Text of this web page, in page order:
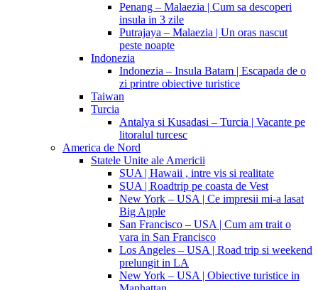
Penang – Malaezia | Cum sa descoperi
insula in 3 zile
Putrajaya – Malaezia | Un oras nascut
peste noapte
Indonezia
Indonezia – Insula Batam | Escapada de o
zi printre obiective turistice
Taiwan
Turcia
Antalya si Kusadasi – Turcia | Vacante pe
litoralul turcesc
America de Nord
Statele Unite ale Americii
SUA | Hawaii , intre vis si realitate
SUA | Roadtrip pe coasta de Vest
New York – USA | Ce impresii mi-a lasat
Big Apple
San Francisco – USA | Cum am trait o
vara in San Francisco
Los Angeles – USA | Road trip si weekend
prelungit in LA
New York – USA | Obiective turistice in